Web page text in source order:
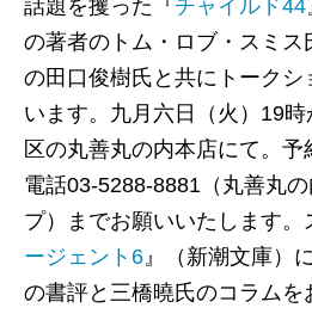
群』（新潮文庫）
佐野眞一／東電ＯＬのダイイ
石神賢介『婚活したらすごか
石神賢介／面白く、哀しく、
トム・ロブ・スミス『エー
（新潮文庫）
話題を攫った『チャイルド44
の著者のトム・ロブ・スミ
の田口俊樹氏と共にトーク
います。九月六日（火）19
区の丸善丸の内本店にて。
電話03-5288-8881（丸善丸
プ）までお願いいたします。
ージェント6』（新潮文庫）
の書評と三橋曉氏のコラムを